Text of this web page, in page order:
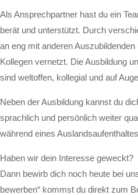
Als Ansprechpartner hast du ein
berät und unterstützt. Durch
an eng mit anderen
Kollegen vernetzt. Die Ausbildung
sind weltoffen, kollegial und auf
Neben der Ausbildung kannst du
sprachlich und persönlich weiter
während eines
Haben wir dein Interesse geweckt?
Dann bewirb dich noch heute bei
bewerben“ kommst du direkt zum